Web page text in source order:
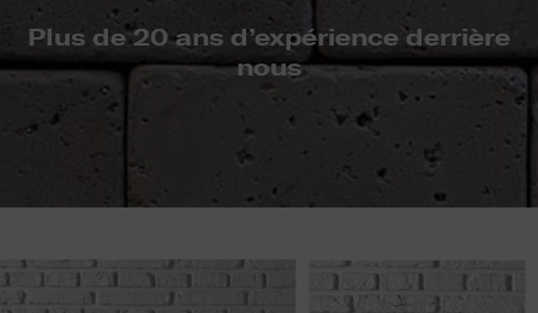
Plus de 20 ans d’expérience derrière
nous